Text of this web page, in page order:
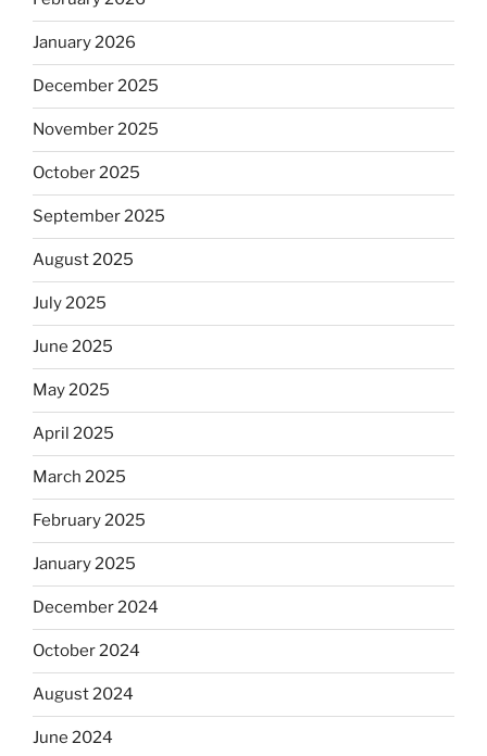
January 2026
December 2025
November 2025
October 2025
September 2025
August 2025
July 2025
June 2025
May 2025
April 2025
March 2025
February 2025
January 2025
December 2024
October 2024
August 2024
June 2024